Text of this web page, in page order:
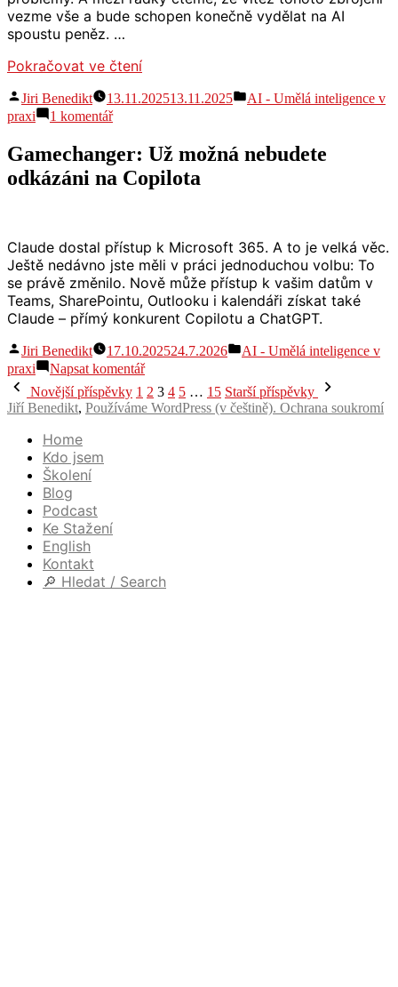
a
další“
s
vezme vše a bude schopen konečně vydělat na AI
spoustu peněz. …
Pokračovat ve čtení„🎈
možné,
bublina
splaskne.
Ale
by
to
ničemu
nevadilo.“
Autor
Jiri Benedikt 13.11.202513.11.2025
Publikováno
AI - Umělá inteligence v
praxi
1 komentářu
názvem
🎈
AI
bublina
splaskne.
Ale
myslím,
že
to
ničemu
nevadilo.
Gamechanger: Už možná nebudete
odkázáni na Copilota
Claude dostal přístup k Microsoft 365. A to je velká věc.
Ještě nedávno jste měli v práci jednoduchou volbu: To
se právě změnilo. Nově může přístup k vašim datům v
Teams, SharePointu, Outlooku i kalendáři získat také
Claude – přímý konkurent Copilotu a ChatGPT.
Autor
Jiri Benedikt 17.10.202524.7.2026
Publikováno
AI - Umělá inteligence v
praxi
Napsat komentářpro
Už
možná
Stránkování
příspěvků
Novější příspěvky 1 2 3 4 5 … 15 Starší příspěvky
Jiří Benedikt, Používáme WordPress (v češtině). Ochrana soukromí
Home
Kdo jsem
Školení
Blog
Podcast
Ke Stažení
English
Kontakt
🔎 Hledat / Search